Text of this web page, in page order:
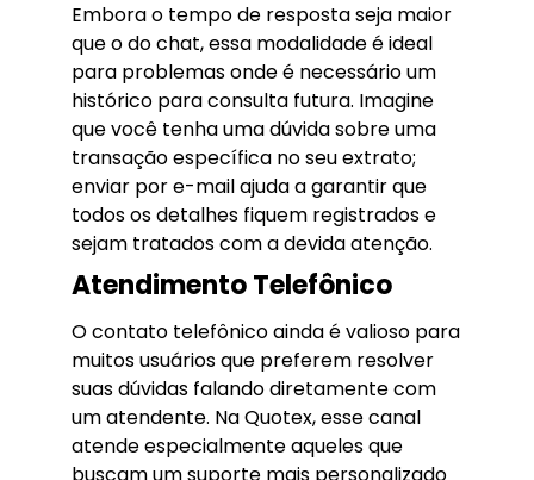
Embora o tempo de resposta seja maior
que o do chat, essa modalidade é ideal
para problemas onde é necessário um
histórico para consulta futura. Imagine
que você tenha uma dúvida sobre uma
transação específica no seu extrato;
enviar por e-mail ajuda a garantir que
todos os detalhes fiquem registrados e
sejam tratados com a devida atenção.
Atendimento Telefônico
O contato telefônico ainda é valioso para
muitos usuários que preferem resolver
suas dúvidas falando diretamente com
um atendente. Na Quotex, esse canal
atende especialmente aqueles que